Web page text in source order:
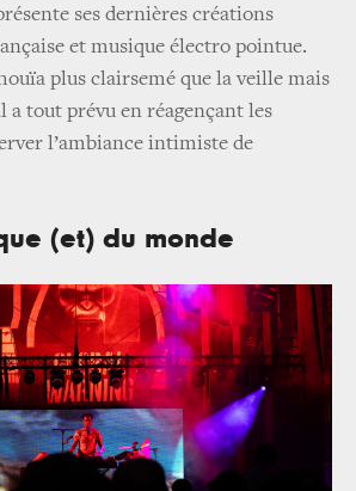
ses dernières créations
et musique électro pointue.
plus clairsemé que la veille mais
a tout prévu en réagençant les
l’ambiance intimiste de
(et) du monde